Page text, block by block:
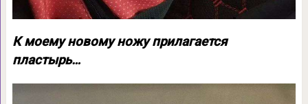
К моему новому ножу прилагается
пластырь…